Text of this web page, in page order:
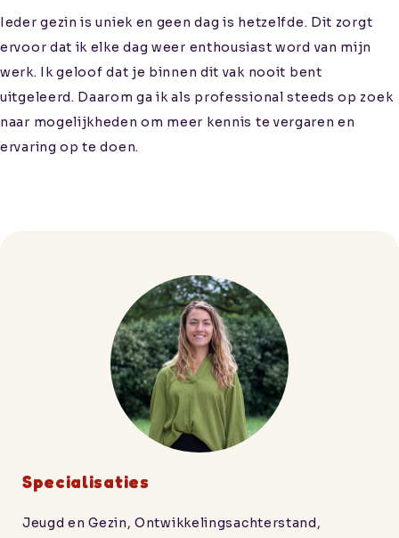
Ieder gezin is uniek en geen dag is hetzelfde. Dit zorgt
ervoor dat ik elke dag weer enthousiast word van mijn
werk. Ik geloof dat je binnen dit vak nooit bent
uitgeleerd. Daarom ga ik als professional steeds op zoek
naar mogelijkheden om meer kennis te vergaren en
ervaring op te doen.
Specialisaties
Jeugd en Gezin, Ontwikkelingsachterstand,